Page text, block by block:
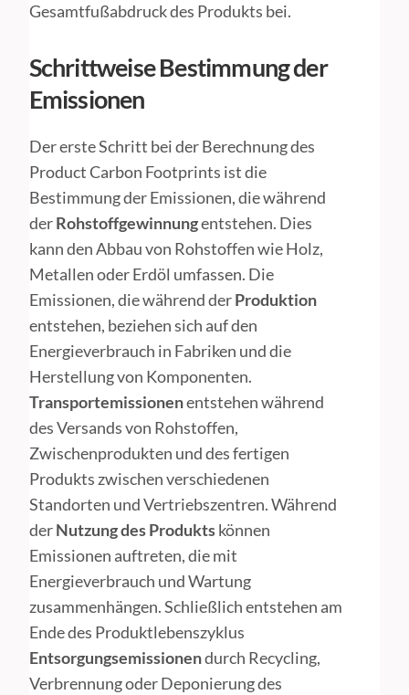
Gesamtfußabdruck des Produkts bei.
Schrittweise Bestimmung der
Emissionen
Der erste Schritt bei der Berechnung des
Product Carbon Footprints ist die
Bestimmung der Emissionen, die während
derRohstoffgewinnungentstehen. Dies
kann den Abbau von Rohstoffen wie Holz,
Metallen oder Erdöl umfassen. Die
Emissionen, die während derProduktion
entstehen, beziehen sich auf den
Energieverbrauch in Fabriken und die
Herstellung von Komponenten.
Transportemissionenentstehen während
des Versands von Rohstoffen,
Zwischenprodukten und des fertigen
Produkts zwischen verschiedenen
Standorten und Vertriebszentren. Während
derNutzung des Produktskönnen
Emissionen auftreten, die mit
Energieverbrauch und Wartung
zusammenhängen. Schließlich entstehen am
Ende des Produktlebenszyklus
Entsorgungsemissionendurch Recycling,
Verbrennung oder Deponierung des